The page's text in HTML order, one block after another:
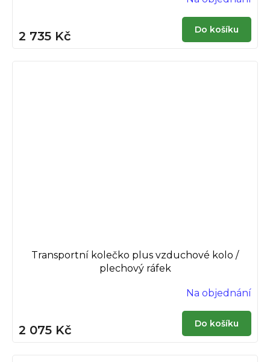
2 735 Kč Do košíku
Transportní kolečko plus vzduchové kolo /
plechový ráfek
Na objednání
2 075 Kč Do košíku